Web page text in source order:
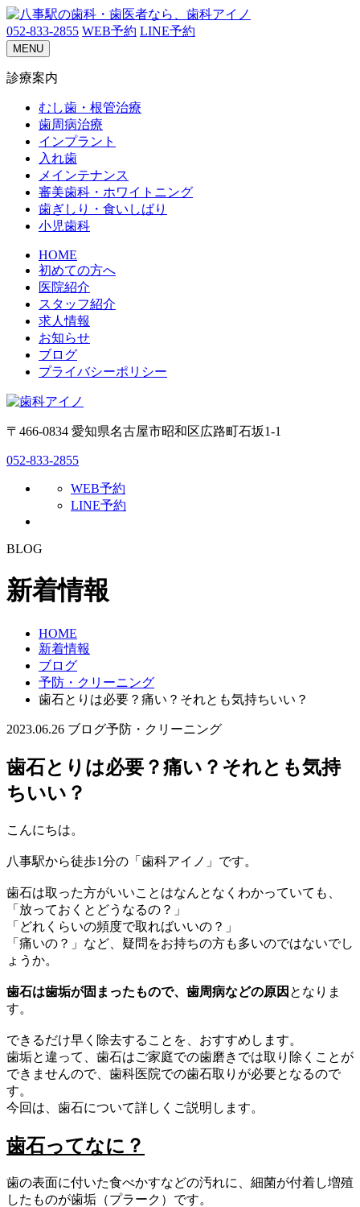
052-833-2855 WEB予約 LINE予約
MENU
診療案内
むし歯・根管治療
歯周病治療
インプラント
入れ歯
メインテナンス
審美歯科・ホワイトニング
歯ぎしり・食いしばり
小児歯科
HOME
初めての方へ
医院紹介
スタッフ紹介
求人情報
お知らせ
ブログ
プライバシーポリシー
〒466-0834 愛知県名古屋市昭和区広路町石坂1-1
052-833-2855
WEB予約
LINE予約
BLOG
新着情報
HOME
新着情報
ブログ
予防・クリーニング
歯石とりは必要？痛い？それとも気持ちいい？
2023.06.26 ブログ予防・クリーニング
歯石とりは必要？痛い？それとも気持
ちいい？
こんにちは。
八事駅から徒歩1分の「歯科アイノ」です。
歯石は取った方がいいことはなんとなくわかっていても、
「放っておくとどうなるの？」
「どれくらいの頻度で取ればいいの？」
「痛いの？」など、疑問をお持ちの方も多いのではないでし
ょうか。
歯石は歯垢が固まったもので、歯周病などの原因 となりま
す。
できるだけ早く除去することを、おすすめします。
歯垢と違って、歯石はご家庭での歯磨きでは取り除くことが
できませんので、歯科医院での歯石取りが必要となるので
す。
今回は、歯石について詳しくご説明します。
歯石ってなに？
歯の表面に付いた食べかすなどの汚れに、細菌が付着し増殖
したものが歯垢（プラーク）です。